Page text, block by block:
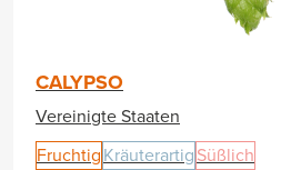
CALYPSO
Vereinigte Staaten
Fruchtig Kräuterartig Süßlich